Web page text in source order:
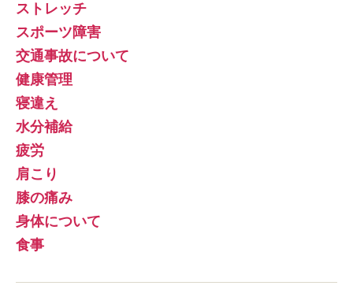
ストレッチ
スポーツ障害
交通事故について
健康管理
寝違え
水分補給
疲労
肩こり
膝の痛み
身体について
食事